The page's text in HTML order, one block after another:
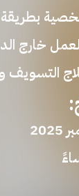
خارج
التسويف